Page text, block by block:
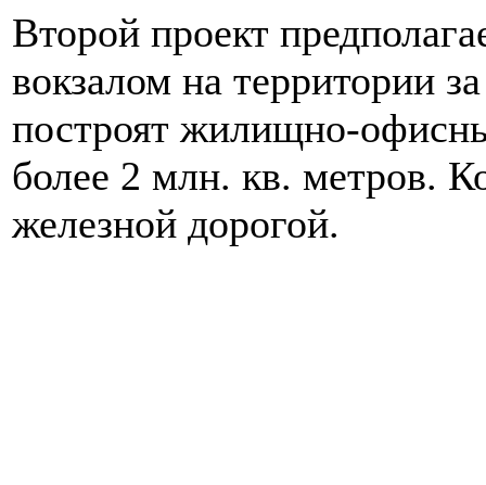
Второй проект
вокзалом на территории
построят жилищно-
более 2 млн. кв. метров.
железной дорогой.